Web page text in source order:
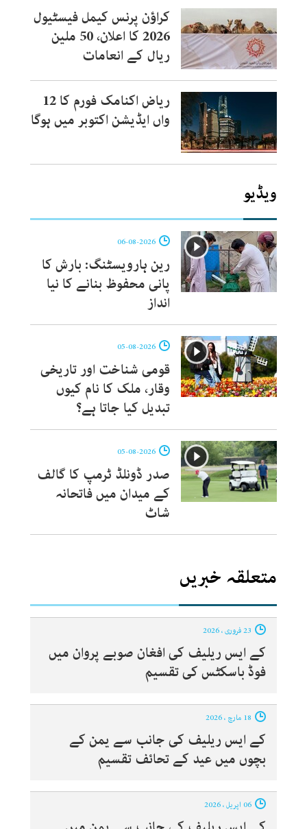
کراؤن پرنس کیمل فیسٹیول
2026 کا اعلان، 50 ملین
ریال کے انعامات
ریاض اکنامک فورم کا 12
واں ایڈیشن اکتوبر میں ہوگا
ویڈیو
رین ہارویسٹنگ: بارش کا
پانی محفوظ بنانے کا نیا
انداز
قومی شناخت اور تاریخی
وقار، ملک کا نام کیوں
تبدیل کیا جاتا ہے؟
صدر ڈونلڈ ٹرمپ کا گالف
کے میدان میں فاتحانہ
شاٹ
متعلقہ خبریں
کے ایس ریلیف کی افغان صوبے پروان میں
فوڈ باسکٹس کی تقسیم
کے ایس ریلیف کی جانب سے یمن کے
بچوں میں عید کے تحائف تقسیم